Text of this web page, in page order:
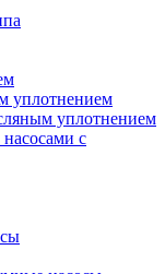
уплотнением
уплотнением
с